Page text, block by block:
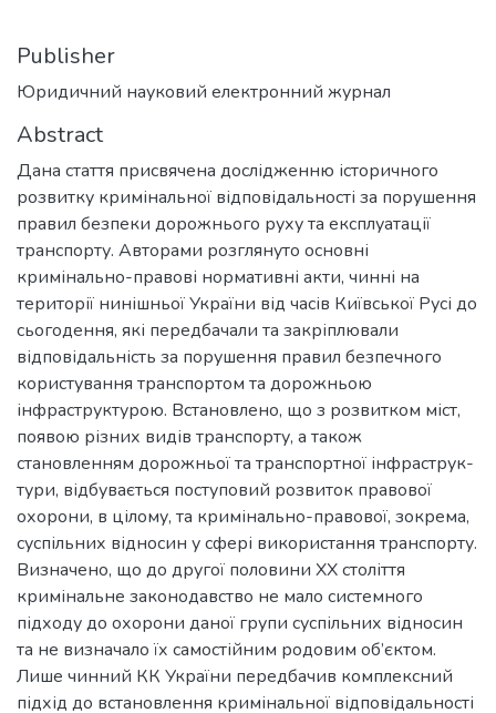
Publisher
Юридичний науковий електронний журнал
Abstract
Дана стаття присвячена дослідженню історичного
розвитку кримінальної відповідальності за порушення
правил безпеки дорожнього руху та експлуатації
транспорту. Авторами розглянуто основні
кримінально-правові нормативні акти, чинні на
території нинішньої України від часів Київської Русі до
сьогодення, які передбачали та закріплювали
відповідальність за порушення правил безпечного
користування транспортом та дорожньою
інфраструктурою. Встановлено, що з розвитком міст,
появою різних видів транспорту, а також
становленням дорожньої та транспортної інфраструк-
тури, відбувається поступовий розвиток правової
охорони, в цілому, та кримінально-правової, зокрема,
суспільних відносин у сфері використання транспорту.
Визначено, що до другої половини ХХ століття
кримінальне законодавство не мало системного
підходу до охорони даної групи суспільних відносин
та не визначало їх самостійним родовим об’єктом.
Лише чинний КК України передбачив комплексний
підхід до встановлення кримінальної відповідальності